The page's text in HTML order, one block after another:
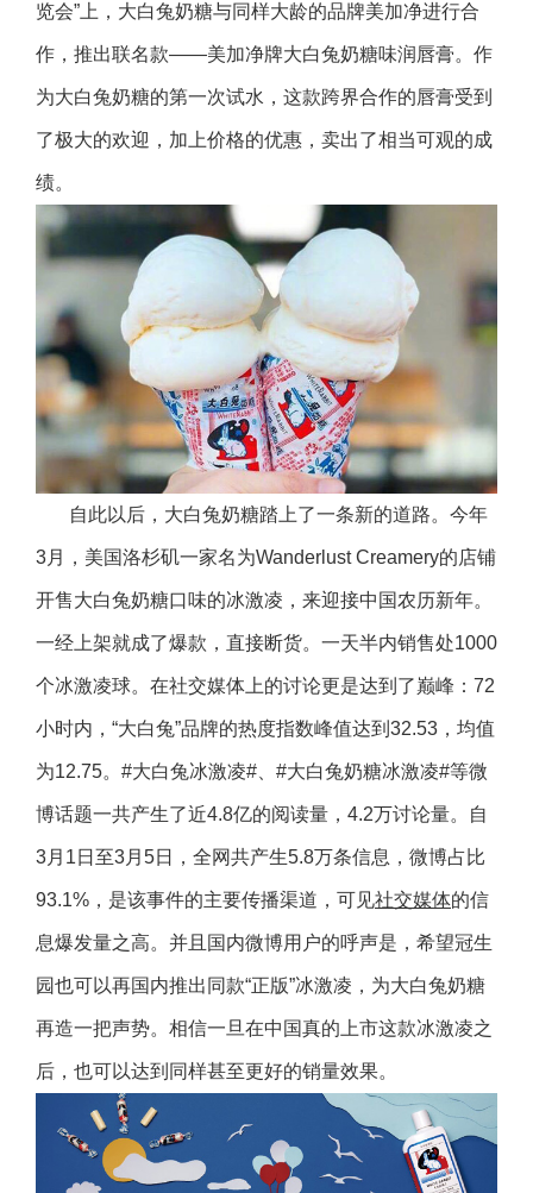
览会”上，大白兔奶糖与同样大龄的品牌美加净进行合
作，推出联名款——美加净牌大白兔奶糖味润唇膏。作
为大白兔奶糖的第一次试水，这款跨界合作的唇膏受到
了极大的欢迎，加上价格的优惠，卖出了相当可观的成
绩。
自此以后，大白兔奶糖踏上了一条新的道路。今年
3月，美国洛杉矶一家名为Wanderlust Creamery的店铺
开售大白兔奶糖口味的冰激凌，来迎接中国农历新年。
一经上架就成了爆款，直接断货。一天半内销售处1000
个冰激凌球。在社交媒体上的讨论更是达到了巅峰：72
小时内，“大白兔”品牌的热度指数峰值达到32.53，均值
为12.75。#大白兔冰激凌#、#大白兔奶糖冰激凌#等微
博话题一共产生了近4.8亿的阅读量，4.2万讨论量。自
3月1日至3月5日，全网共产生5.8万条信息，微博占比
93.1%，是该事件的主要传播渠道，可见社交媒体的信
息爆发量之高。并且国内微博用户的呼声是，希望冠生
园也可以再国内推出同款“正版”冰激凌，为大白兔奶糖
再造一把声势。相信一旦在中国真的上市这款冰激凌之
后，也可以达到同样甚至更好的销量效果。